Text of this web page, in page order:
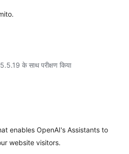
5.5.19 के साथ परीक्षण किया
enables OpenAI's Assistants to
website visitors.